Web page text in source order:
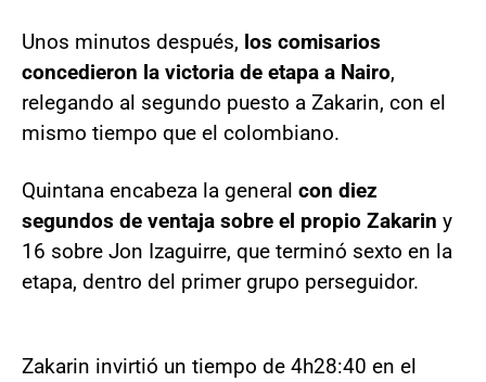
Unos minutos después, los comisarios
concedieron la victoria de etapa a Nairo,
relegando al segundo puesto a Zakarin, con el
mismo tiempo que el colombiano.
Quintana encabeza la general con diez
segundos de ventaja sobre el propio Zakarin y
16 sobre Jon Izaguirre, que terminó sexto en la
etapa, dentro del primer grupo perseguidor.
Zakarin invirtió un tiempo de 4h28:40 en el